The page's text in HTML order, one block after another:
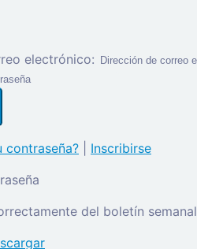
electrónico:
contraseña?
Inscribirse
del boletín semanal